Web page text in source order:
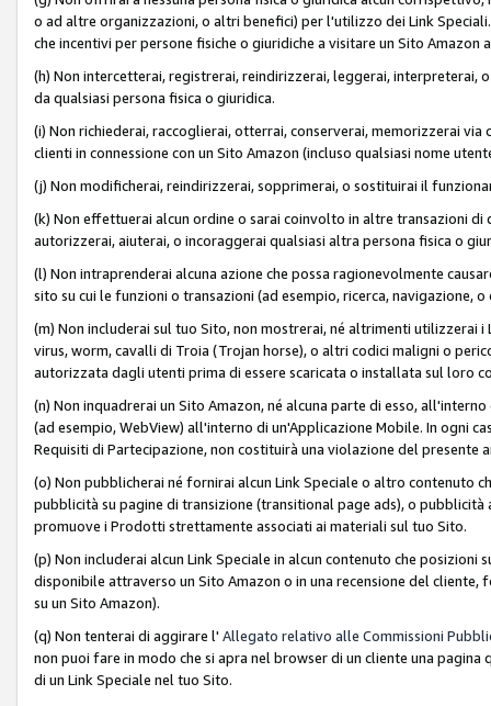
o ad altre organizzazioni, o altri benefici) per l'utilizzo dei Link
che incentivi per persone fisiche o giuridiche a visitare un Sito
(h) Non intercetterai, registrerai, reindirizzerai, leggerai,
da qualsiasi persona fisica o giuridica.
(i) Non richiederai, raccoglierai, otterrai, conserverai, memorizzerai
clienti in connessione con un Sito Amazon (incluso qualsiasi nome
(j) Non modificherai, reindirizzerai, sopprimerai, o sostituirai il
(k) Non effettuerai alcun ordine o sarai coinvolto in altre transazioni
autorizzerai, aiuterai, o incoraggerai qualsiasi altra persona fisica o
(l) Non intraprenderai alcuna azione che possa ragionevolmente
sito su cui le funzioni o transazioni (ad esempio, ricerca, navigazione,
(m) Non includerai sul tuo Sito, non mostrerai, né altrimenti utilizzerai
virus, worm, cavalli di Troia (Trojan horse), o altri codici maligni o
autorizzata dagli utenti prima di essere scaricata o installata sul loro
(n) Non inquadrerai un Sito Amazon, né alcuna parte di esso,
(ad esempio, WebView) all'interno di un'Applicazione Mobile. In ogni
Requisiti di Partecipazione, non costituirà una violazione del presente
(o) Non pubblicherai né fornirai alcun Link Speciale o altro contenuto
pubblicità su pagine di transizione (transitional page ads), o
promuove i Prodotti strettamente associati ai materiali sul tuo Sito.
(p) Non includerai alcun Link Speciale in alcun contenuto che
disponibile attraverso un Sito Amazon o in una recensione del
su un Sito Amazon).
(q) Non tenterai di aggirare l' Allegato relativo alle Commissioni
non puoi fare in modo che si apra nel browser di un cliente una
di un Link Speciale nel tuo Sito.